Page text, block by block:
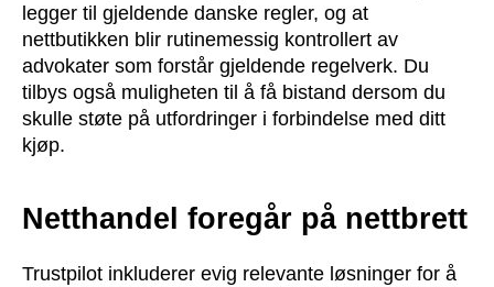
legger til gjeldende danske regler, og at
nettbutikken blir rutinemessig kontrollert av
advokater som forstår gjeldende regelverk. Du
tilbys også muligheten til å få bistand dersom du
skulle støte på utfordringer i forbindelse med ditt
kjøp.
Netthandel foregår på nettbrett
Trustpilot inkluderer evig relevante løsninger for å